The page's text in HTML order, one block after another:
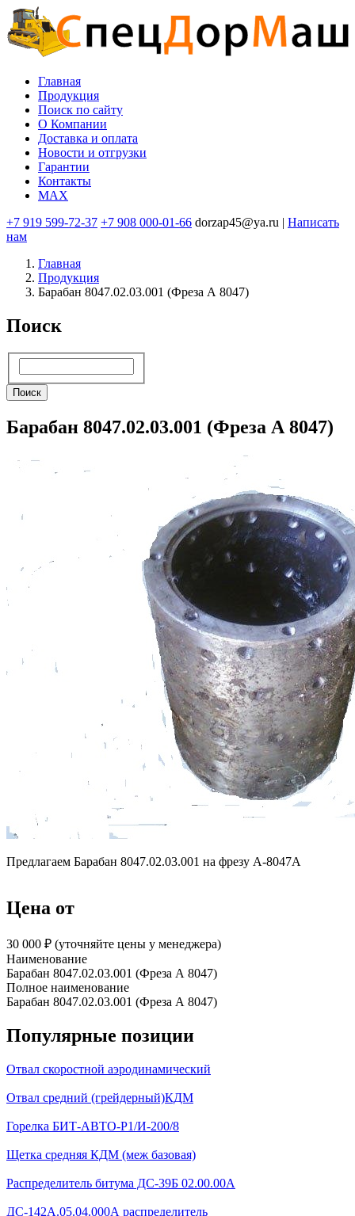
Перейти
к
основному
содержанию
Основная
навигация
Главная
Продукция
Поиск по сайту
O Компании
Доставка и оплата
Новости и отгрузки
Гарантии
Контакты
MAX
+7 919 599-72-37 +7 908 000-01-66 dorzap45@ya.ru | Написать
нам
Главная
Продукция
Барабан 8047.02.03.001 (Фреза А 8047)
Поиск
Поиск
Барабан 8047.02.03.001 (Фреза А 8047)
Предлагаем Барабан 8047.02.03.001 на фрезу А-8047А
Цена от
30 000 ₽︁ (уточняйте цены у менеджера)
Наименование
Барабан 8047.02.03.001 (Фреза А 8047)
Полное наименование
Барабан 8047.02.03.001 (Фреза А 8047)
Популярные позиции
Отвал скоростной аэродинамический
Отвал средний (грейдерный)КДМ
Горелка БИТ-АВТО-Р1/И-200/8
Щетка средняя КДМ (меж базовая)
Распределитель битума ДС-39Б 02.00.00А
ДС-142А.05.04.000А распределитель